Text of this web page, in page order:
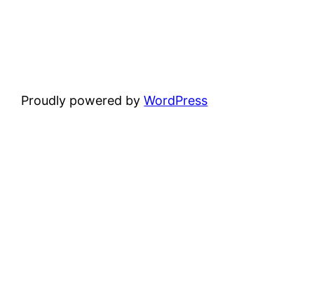
Proudly powered byWordPress